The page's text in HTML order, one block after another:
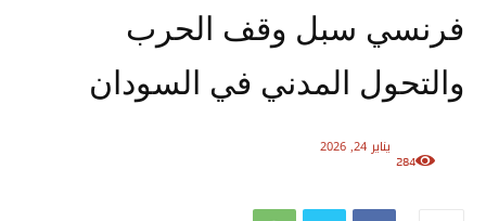
فرنسي سبل وقف الحرب
والتحول المدني في السودان
يناير 24, 2026
284